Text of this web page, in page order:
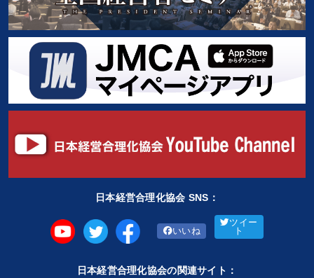
日本経営合理化協会 SNS：
いいね
ツイー
ト
日本経営合理化協会の関連サイト：